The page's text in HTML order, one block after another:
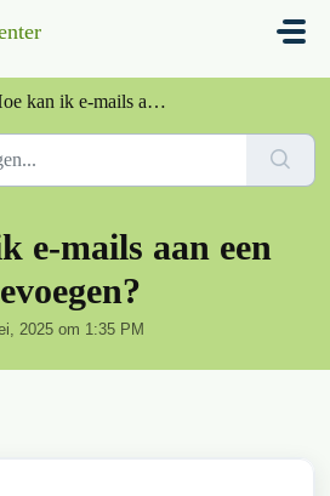
kan ik e-mails aan een dossier toevoegen?
e-mails aan een
2025 om 1:35 PM